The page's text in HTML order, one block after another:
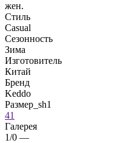
жен.
Стиль
Casual
Сезонность
Зима
Изготовитель
Китай
Бренд
Keddo
Размер_sh1
41
Галерея
1/0 —